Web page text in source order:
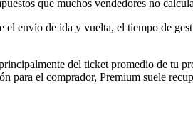
que muchos vendedores no
el envío de ida y vuelta, el tiempo de
del ticket promedio de tu
para el comprador, Premium suele